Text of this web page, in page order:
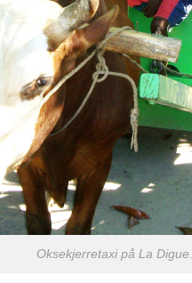
Oksekjerretaxi på La Digue.